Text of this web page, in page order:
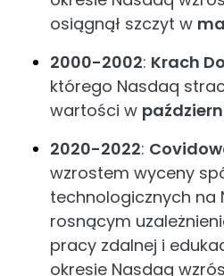
osiągnął szczyt w
2000-2002: Krach
którego Nasdaq
wartości w
2020-2022:
wzrostem wyceny
technologicznych na
rosnącym
pracy zdalnej i
okresie Nasdaq